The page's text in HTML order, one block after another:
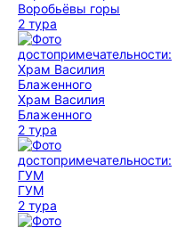
Воробьёвы горы
2 тура
Храм Василия
Блаженного
2 тура
ГУМ
2 тура